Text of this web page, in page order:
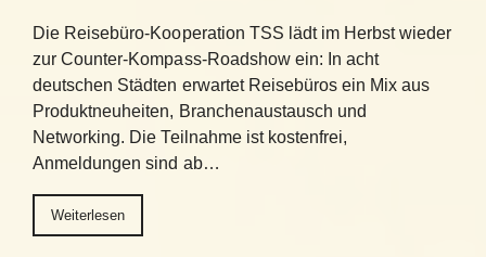
Die Reisebüro-Kooperation TSS lädt im Herbst wieder
zur Counter-Kompass-Roadshow ein: In acht
deutschen Städten erwartet Reisebüros ein Mix aus
Produktneuheiten, Branchenaustausch und
Networking. Die Teilnahme ist kostenfrei,
Anmeldungen sind ab…
Weiterlesen